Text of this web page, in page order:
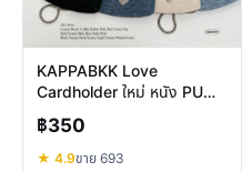
KAPPABKK Love
Cardholder ใหม่ หนัง PU
ดีไซน์หัวใจ คล้องข้อมือ พกพา
สะดวก
฿350
★ 4.9ขาย 693